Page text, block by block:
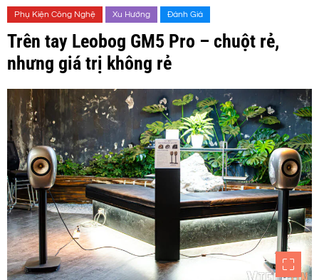
Phụ Kiện Công Nghệ Xu Hướng Đánh Giá
Trên tay Leobog GM5 Pro – chuột rẻ,
nhưng giá trị không rẻ